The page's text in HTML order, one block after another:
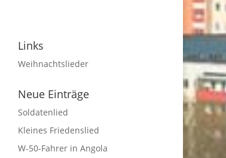
Links
Weihnachtslieder
Neue Einträge
Soldatenlied
Kleines Friedenslied
W-50-Fahrer in Angola